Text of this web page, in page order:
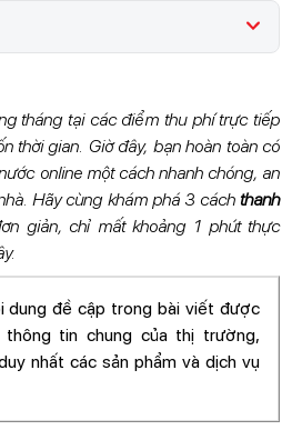
tháng tại các điểm thu phí trực tiếp
thời gian. Giờ đây, bạn hoàn toàn có
online một cách nhanh chóng, an
Hãy cùng khám phá 3 cáchthanh
giản, chỉ mất khoảng 1 phút thực
dung đề cập trong bài viết được
tin chung của thị trường,
nhất các sản phẩm và dịch vụ